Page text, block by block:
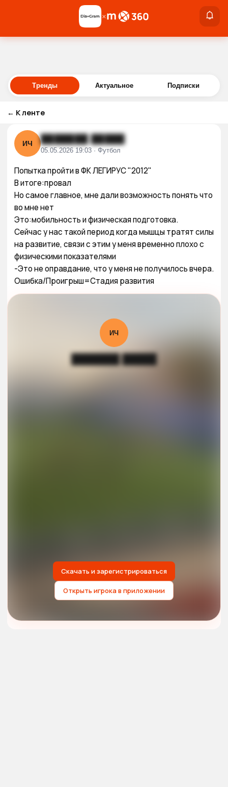
Войти
×
Тренды Актуальное Подписки
← К ленте
ИЧ ███████ █████
05.05.2026 19:03 · Футбол
Попытка пройти в ФК ЛЕГИРУС "2012"
В итоге:провал
Но самое главное, мне дали возможность понять что
во мне нет
Это:мобильность и физическая подготовка.
Сейчас у нас такой период когда мышцы тратят силы
на развитие, связи с этим у меня временно плохо с
физическими показателями
-Это не оправдание, что у меня не получилось вчера.
Ошибка/Проигрыш=Стадия развития
ИЧ
███████ █████
Скачать и зарегистрироваться
Открыть игрока в приложении